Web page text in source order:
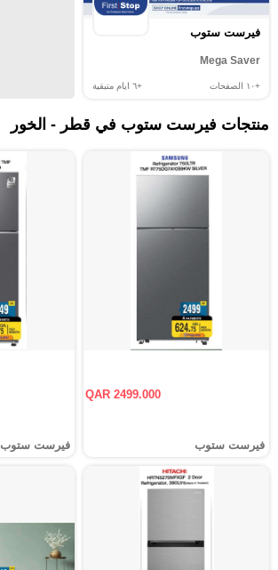
فيرست ستوب
Mega Saver
+١٠ الصفحات +٦ ايام متبقية
منتجات فيرست ستوب في قطر - الخور
QAR 2499.000
فيرست ستوب فيرست ستوب